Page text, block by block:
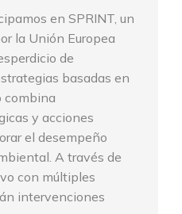
en SPRINT, un
la Unión Europea
de
basadas en
combina
y acciones
el desempeño
A través de
con múltiples
intervenciones